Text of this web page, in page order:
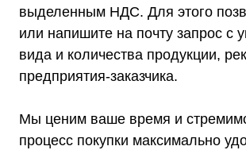
выделенным НДС. Для этого
или напишите на почту запрос с
вида и количества продукции,
предприятия-заказчика.
Мы ценим ваше время и
процесс покупки максимально